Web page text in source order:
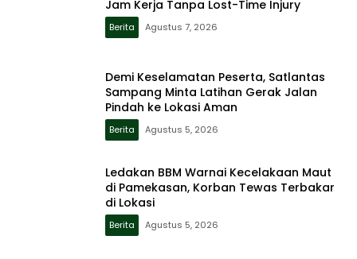
Jam Kerja Tanpa Lost-Time Injury
Berita Agustus 7, 2026
Demi Keselamatan Peserta, Satlantas
Sampang Minta Latihan Gerak Jalan
Pindah ke Lokasi Aman
Berita Agustus 5, 2026
Ledakan BBM Warnai Kecelakaan Maut
di Pamekasan, Korban Tewas Terbakar
di Lokasi
Berita Agustus 5, 2026